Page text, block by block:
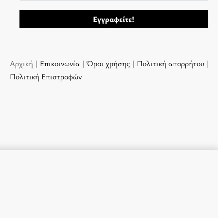
Αρχική | Επικοινωνία |Όροι χρήσης| Πολιτική απορρήτου|
Πολιτική Επιστροφών